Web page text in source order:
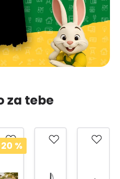
za tebe
%